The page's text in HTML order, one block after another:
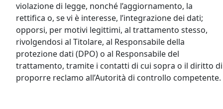
violazione di legge, nonché l’aggiornamento, la
rettifica o, se vi è interesse, l’integrazione dei dati;
opporsi, per motivi legittimi, al trattamento stesso,
rivolgendosi al Titolare, al Responsabile della
protezione dati (DPO) o al Responsabile del
trattamento, tramite i contatti di cui sopra o il diritto di
proporre reclamo all’Autorità di controllo competente.